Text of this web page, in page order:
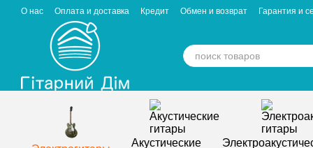
Перейти к основному контенту
О нас Оплата и доставка Кредит Обмен и возврат
Гарантия и
Отзывы о магазине
Акустические